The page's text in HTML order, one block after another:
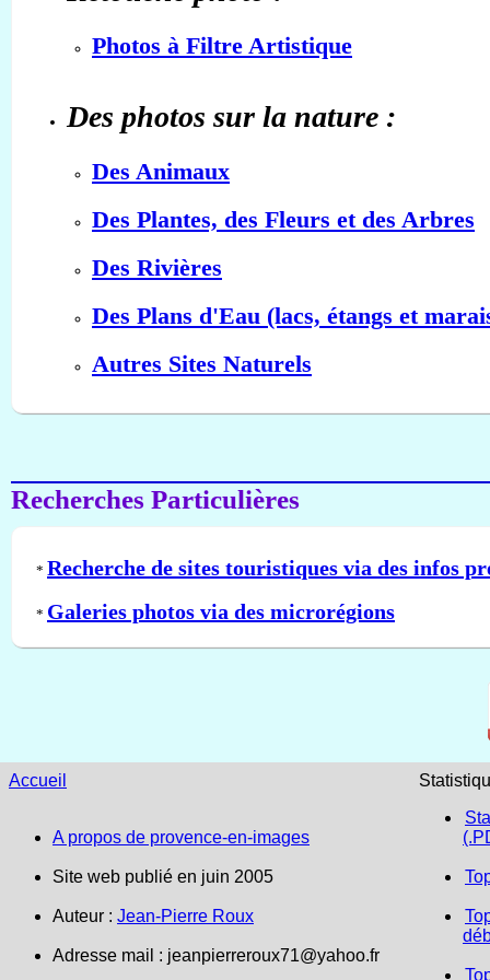
Photos à Filtre Artistique
Des photos sur la nature :
Des Animaux
Des Plantes, des Fleurs et des Arbres
Des Rivières
Des Plans d'Eau (lacs, étangs et
Autres Sites Naturels
Recherches Particulières
* Recherche de sites touristiques via des infos
* Galeries photos via des microrégions
Accueil
A propos de provence-en-images
Site web publié en juin 2005
Auteur : Jean-Pierre Roux
Adresse mail : jeanpierreroux71@yahoo.fr